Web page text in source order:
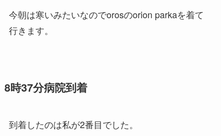
今朝は寒いみたいなのでorosのorion parkaを着て
行きます。
8時37分病院到着
到着したのは私が2番目でした。